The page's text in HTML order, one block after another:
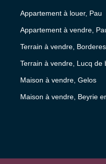
Appartement à louer, Pau
Appartement à vendre,
Terrain à vendre, Borderes
Terrain à vendre, Lucq de
Maison à vendre, Gelos
Maison à vendre, Beyrie